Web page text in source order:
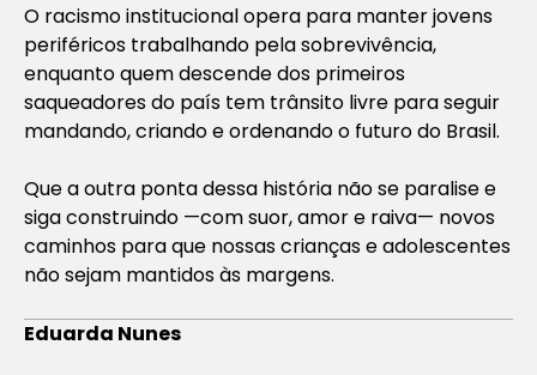
O racismo institucional opera para manter jovens
periféricos trabalhando pela sobrevivência,
enquanto quem descende dos primeiros
saqueadores do país tem trânsito livre para seguir
mandando, criando e ordenando o futuro do Brasil.
Que a outra ponta dessa história não se paralise e
siga construindo —com suor, amor e raiva— novos
caminhos para que nossas crianças e adolescentes
não sejam mantidos às margens.
Eduarda Nunes